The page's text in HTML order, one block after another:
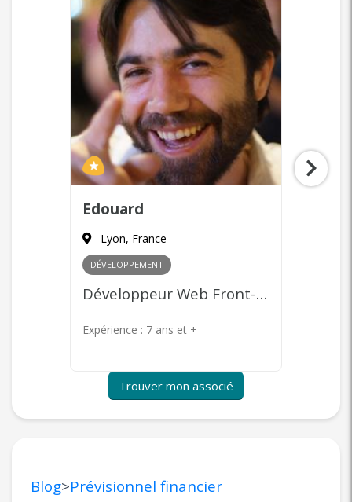
Laurent
Paris, France
MARKETING + 1
Community Management, Content Marketing, Publicité en ligne, Product Management
Expérience : 7 ans et +
Trouver mon associé
Blog>Prévisionnel financier